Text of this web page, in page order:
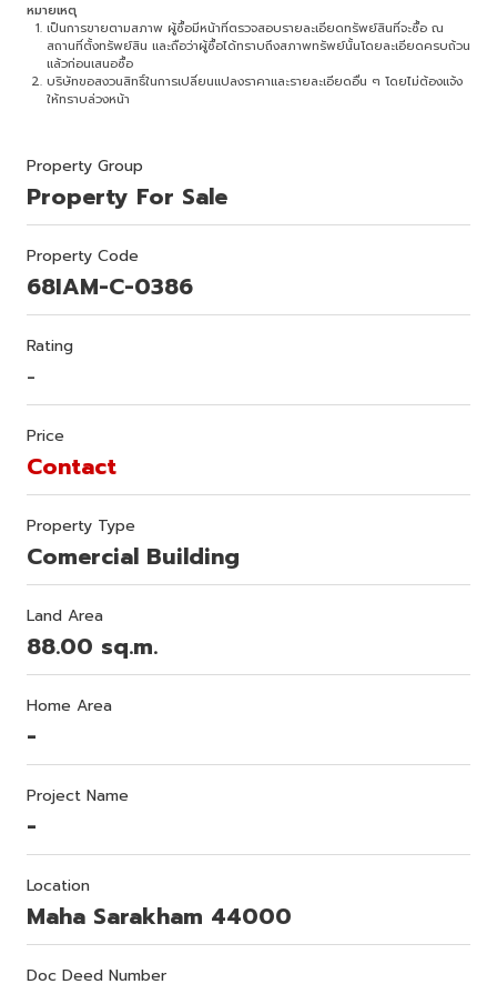
หมายเหตุ
เป็นการขายตามสภาพ ผู้ซื้อมีหน้าที่ตรวจสอบรายละเอียดทรัพย์สินที่จะซื้อ ณ
สถานที่ตั้งทรัพย์สิน และถือว่าผู้ซื้อได้ทราบถึงสภาพทรัพย์นั้นโดยละเอียดครบถ้วน
แล้วก่อนเสนอซื้อ
บริษัทขอสงวนสิทธิ์ในการเปลี่ยนแปลงราคาและรายละเอียดอื่น ๆ โดยไม่ต้องแจ้ง
ให้ทราบล่วงหน้า
Property Group
Property For Sale
Property Code
68IAM-C-0386
Rating
-
Price
Contact
Property Type
Comercial Building
Land Area
88.00 sq.m.
Home Area
-
Project Name
-
Location
Maha Sarakham 44000
Doc Deed Number